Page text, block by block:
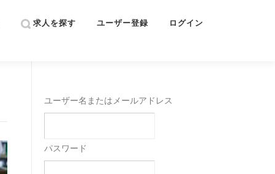
求人を探す ユーザー登録 ログイン
ユーザー名またはメールアドレス
パスワード